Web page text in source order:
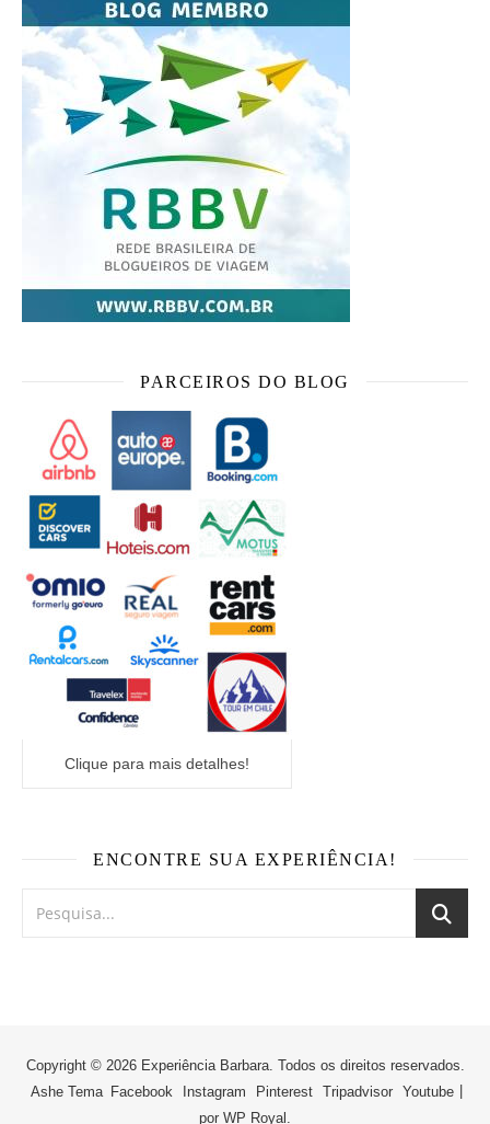
PARCEIROS DO BLOG
Clique para mais detalhes!
ENCONTRE SUA EXPERIÊNCIA!
Copyright © 2026 Experiência Barbara. Todos os direitos reservados.
Facebook
Instagram Pinterest Tripadvisor Youtube
Ashe Tema
por WP Royal